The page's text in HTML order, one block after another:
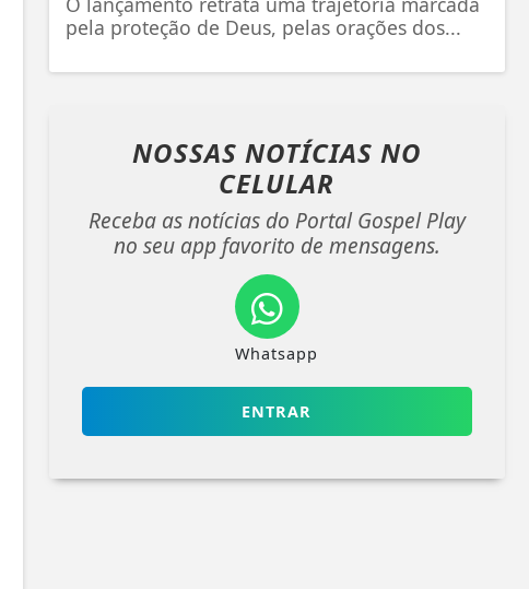
pela proteção de Deus, pelas orações dos...
NOSSAS NOTÍCIAS NO
CELULAR
Receba as notícias do Portal Gospel Play
no seu app favorito de mensagens.
Whatsapp
ENTRAR